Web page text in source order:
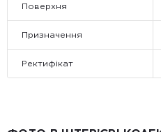
Поверхня
Призначення
Ректифікат